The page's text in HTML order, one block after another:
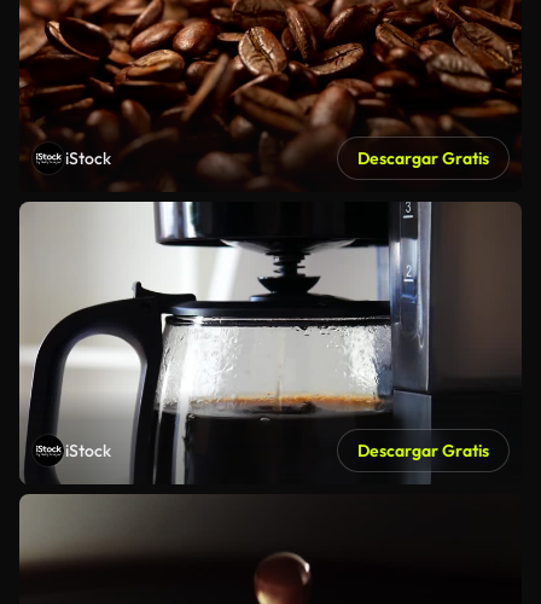
iStock Descargar Gratis
iStock Descargar Gratis